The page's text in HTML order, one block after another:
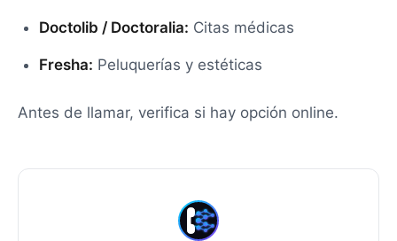
Doctolib / Doctoralia: Citas médicas
Fresha: Peluquerías y estéticas
Antes de llamar, verifica si hay opción online.